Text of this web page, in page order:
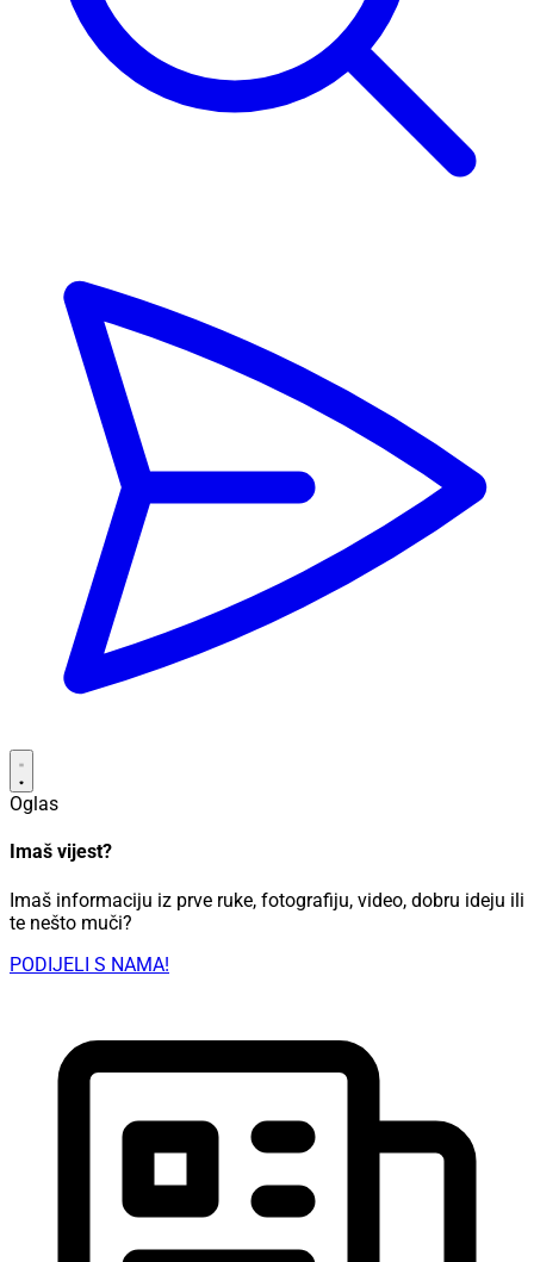
Oglas
Imaš vijest?
Imaš informaciju iz prve ruke, fotografiju, video, dobru ideju ili
te nešto muči?
PODIJELI S NAMA!